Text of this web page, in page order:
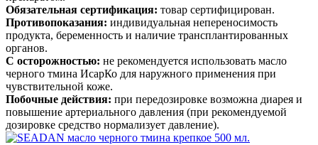
Обязательная сертификация: товар сертифицирован.
Противопоказания: индивидуальная непереносимость
продукта, беременность и наличие трансплантированных
органов.
С осторожностью: не рекомендуется использовать масло
черного тмина ИсарКо для наружного применения при
чувствительной коже.
Побочные действия: при передозировке возможна диарея и
повышение артериального давления (при рекомендуемой
дозировке средство нормализует давление).